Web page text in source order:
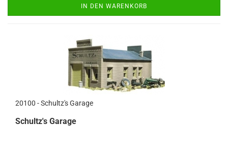
IN DEN WARENKORB
20100 - Schultz's Garage
Schultz's Garage